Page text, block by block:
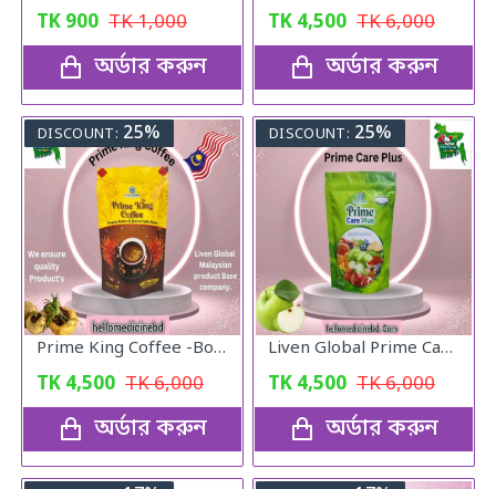
TK 900 TK1,000
অর্ডার করুন
TK 4,500 TK6,000
অর্ডার করুন
DISCOUNT: 25%
Prime King Coffee -Boost Your Stamina
TK 4,500 TK6,000
অর্ডার করুন
DISCOUNT: 25%
Liven Global Prime CarePlus Apple Stem Cell & Blackcurrant Collagen Drink Mix with Mixberries Extract and Vitamin C (20 Sachets)
TK 4,500 TK6,000
অর্ডার করুন